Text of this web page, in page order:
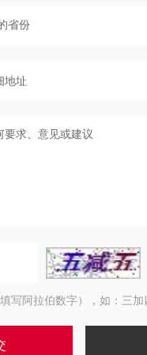
写阿拉伯数字），如：三加